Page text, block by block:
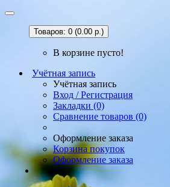
Товаров: 0 (0.00 р.)
В корзине пусто!
Учётная запись
Учётная запись
Вход / Регистрация
Закладки (0)
Сравнение товаров (0)
Оформление заказа
Корзина покупок
Оформление заказа